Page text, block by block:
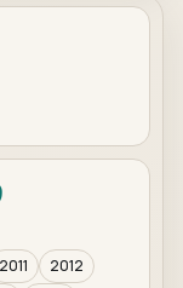
2011
2012